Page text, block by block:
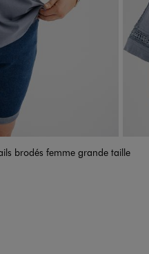
brodés femme grande taille